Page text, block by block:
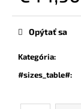
Kategória:
#sizes_table#:
Opýtať sa